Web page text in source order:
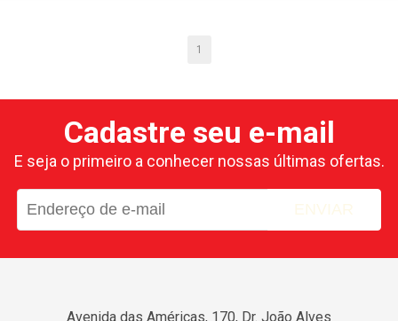
1
Cadastre seu e-mail
E seja o primeiro a conhecer nossas últimas ofertas.
ENVIAR
Avenida das Américas, 170, Dr. João Alves